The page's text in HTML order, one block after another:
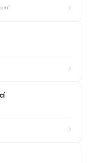
s maturitou